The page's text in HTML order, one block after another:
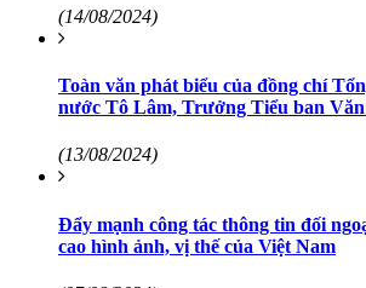
(14/08/2024)
Toàn văn phát biểu của đồng chí
nước Tô Lâm, Trưởng Tiểu ban
(13/08/2024)
Đẩy mạnh công tác thông tin đối
cao hình ảnh, vị thế của Việt Nam